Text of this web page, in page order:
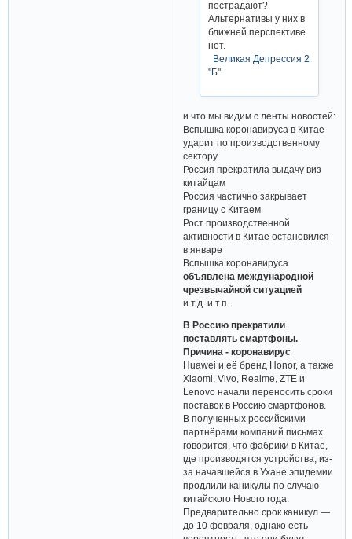
пострадают?
Альтернативы у них в
ближней перспективе
нет.
Великая Депрессия 2
"Б"
и что мы видим с ленты новостей:
Вспышка коронавируса в Китае
ударит по производственному
сектору
Россия прекратила выдачу виз
китайцам
Россия частично закрывает
границу с Китаем
Рост производственной
активности в Китае остановился
в январе
Вспышка коронавируса
объявлена международной
чрезвычайной ситуацией
и т.д. и т.п.
В Россию прекратили
поставлять смартфоны.
Причина - коронавирус
Huawei и её бренд Honor, а также
Xiaomi, Vivo, Realme, ZTE и
Lenovo начали переносить сроки
поставок в Россию смартфонов.
В полученных российскими
партнёрами компаний письмах
говорится, что фабрики в Китае,
где производятся устройства, из-
за начавшейся в Ухане эпидемии
продлили каникулы по случаю
китайского Нового года.
Предварительно срок каникул —
до 10 февраля, однако есть